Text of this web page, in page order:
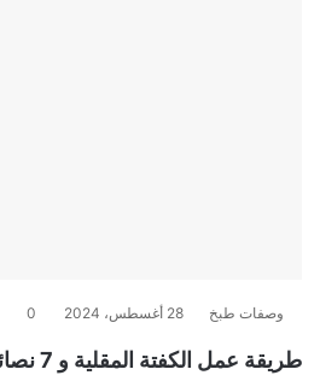
وصفات طبخ 28 أغسطس، 2024 0
طريقة عمل الكفتة المقلية و 7 نصائح لعمل الكفتة